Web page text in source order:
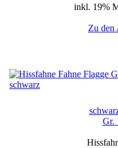
inkl. 19%
Zu den
Gr.